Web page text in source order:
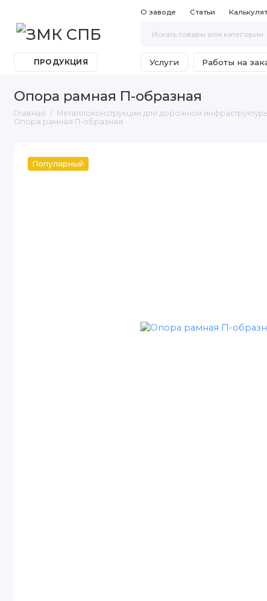
О заводе Статьи
ПРОДУКЦИЯ Услуги Работы на
Опора рамная П-образная
Главная Металлоконструкции для дорожной
Опора рамная П-образная
Популярный